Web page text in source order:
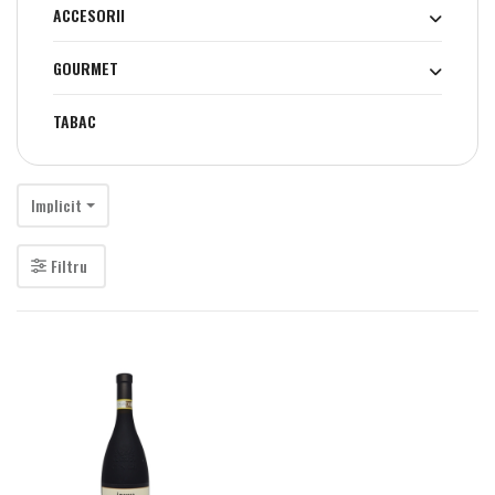
ACCESORII
GOURMET
TABAC
Implicit
Filtru